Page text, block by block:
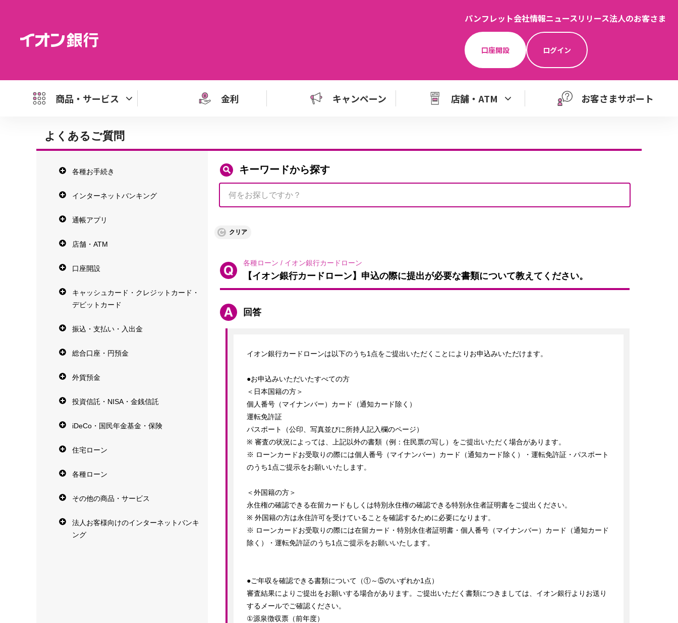
パンフレット会社情報ニュースリリース法人のお客さま
口座開設 ログイン
商品・サービス 金利 キャンペーン 店舗・ATM お客さまサポート
よくあるご質問
各種お手続き
インターネットバンキング
通帳アプリ
店舗・ATM
口座開設
キャッシュカード・クレジットカード・
デビットカード
振込・支払い・入出金
総合口座・円預金
外貨預金
投資信託・NISA・金銭信託
iDeCo・国民年金基金・保険
住宅ローン
各種ローン
その他の商品・サービス
法人お客様向けのインターネットバンキ
ング
キーワードから探す
クリア
各種ローン / イオン銀行カードローン
【イオン銀行カードローン】申込の際に提出が必要な書類について教えてください。
回答
イオン銀行カードローンは以下のうち1点をご提出いただくことによりお申込みいただけます。
●お申込みいただいたすべての方
＜日本国籍の方＞
個人番号（マイナンバー）カード（通知カード除く）
運転免許証
パスポート（公印、写真並びに所持人記入欄のページ）
※ 審査の状況によっては、上記以外の書類（例：住民票の写し）をご提出いただく場合があります。
※ ローンカードお受取りの際には個人番号（マイナンバー）カード（通知カード除く）・運転免許証・パスポート
のうち1点ご提示をお願いいたします。
＜外国籍の方＞
永住権の確認できる在留カードもしくは特別永住権の確認できる特別永住者証明書をご提出ください。
※ 外国籍の方は永住許可を受けていることを確認するために必要になります。
※ ローンカードお受取りの際には在留カード・特別永住者証明書・個人番号（マイナンバー）カード（通知カード
除く）・運転免許証のうち1点ご提示をお願いいたします。
●ご年収を確認できる書類について（①～⑤のいずれか1点）
審査結果によりご提出をお願いする場合があります。ご提出いただく書類につきましては、イオン銀行よりお送り
するメールでご確認ください。
①源泉徴収票（前年度）